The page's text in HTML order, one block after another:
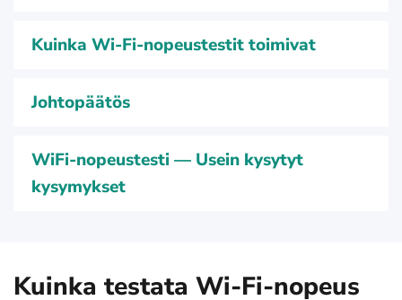
Kuinka Wi-Fi-nopeustestit toimivat
Johtopäätös
WiFi-nopeustesti — Usein kysytyt
kysymykset
Kuinka testata Wi-Fi-nopeus